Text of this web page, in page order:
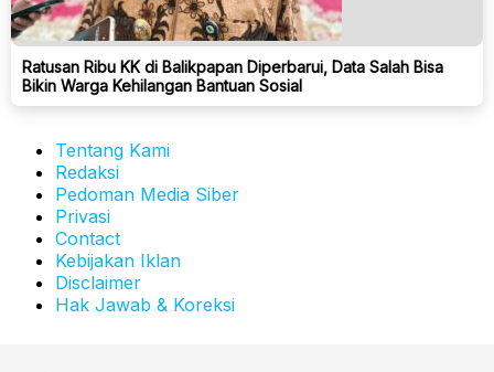
Ratusan Ribu KK di Balikpapan Diperbarui, Data Salah Bisa
Bikin Warga Kehilangan Bantuan Sosial
Tentang Kami
Redaksi
Pedoman Media Siber
Privasi
Contact
Kebijakan Iklan
Disclaimer
Hak Jawab & Koreksi